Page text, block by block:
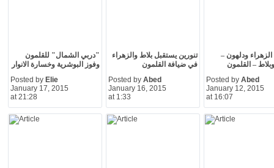
"دربي الشمال" للقلمون
وفوز البوشرية وخسارة الانوار
Posted by Elie
January 17, 2015
at 21:28
تنورين يستقبل بلاط والزهراء
في ضيافة القلمون
Posted by Abed
January 16, 2015
at 1:33
- الزهراء ودلهون –
– القلمون
Posted by Abed
January 12, 2015
at 16:07